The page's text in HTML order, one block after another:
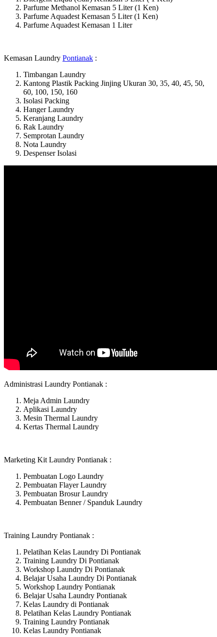
Parfume Methanol Kemasan 5 Liter (1 Ken)
Parfume Aquadest Kemasan 5 Liter (1 Ken)
Parfume Aquadest Kemasan 1 Liter
Kemasan Laundry Pontianak :
Timbangan Laundry
Kantong Plastik Packing Jinjing Ukuran 30, 35, 40, 45, 50,
60, 100, 150, 160
Isolasi Packing
Hanger Laundry
Keranjang Laundry
Rak Laundry
Semprotan Laundry
Nota Laundry
Despenser Isolasi
Administrasi Laundry Pontianak :
Meja Admin Laundry
Aplikasi Laundry
Mesin Thermal Laundry
Kertas Thermal Laundry
Marketing Kit Laundry Pontianak :
Pembuatan Logo Laundry
Pembuatan Flayer Laundry
Pembuatan Brosur Laundry
Pembuatan Benner / Spanduk Laundry
Training Laundry Pontianak :
Pelatihan Kelas Laundry Di Pontianak
Training Laundry Di Pontianak
Workshop Laundry Di Pontianak
Belajar Usaha Laundry Di Pontianak
Workshop Laundry Pontianak
Belajar Usaha Laundry Pontianak
Kelas Laundry di Pontianak
Pelatihan Kelas Laundry Pontianak
Training Laundry Pontianak
Kelas Laundry Pontianak